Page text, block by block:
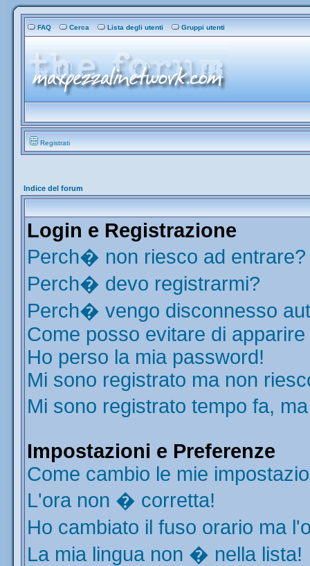
FAQ Cerca Lista degli utenti Gruppi utenti
Registrati
Indice del forum
Login e Registrazione
Perch� non riesco ad entrare?
Perch� devo registrarmi?
Perch� vengo disconnesso
Come posso evitare di
Ho perso la mia password!
Mi sono registrato ma non
Mi sono registrato tempo fa,
Impostazioni e Preferenze
Come cambio le mie
L'ora non � corretta!
Ho cambiato il fuso orario ma
La mia lingua non � nella lista!